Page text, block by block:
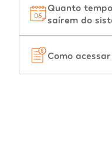
Quanto
saírem do
Como